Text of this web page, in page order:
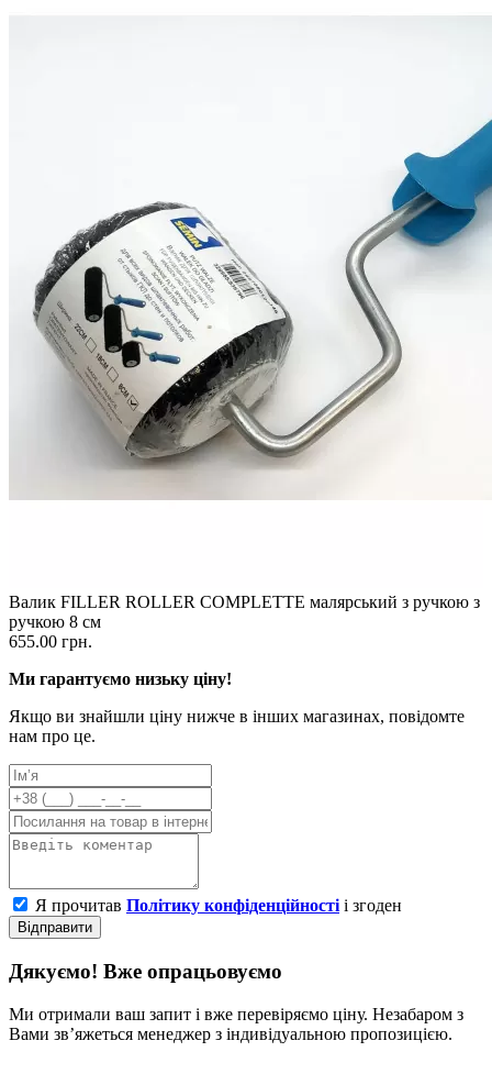
Валик FILLER ROLLER COMPLETTE малярський з ручкою з
ручкою 8 см
655.00 грн.
Ми гарантуємо низьку ціну!
Якщо ви знайшли ціну нижче в інших магазинах, повідомте
нам про це.
Я прочитав Політику конфіденційності і згоден
Відправити
Дякуємо! Вже опрацьовуємо
Ми отримали ваш запит і вже перевіряємо ціну. Незабаром з
Вами зв’яжеться менеджер з індивідуальною пропозицією.